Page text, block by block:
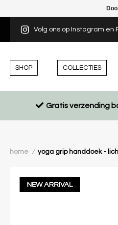
Volg ons op Instagram en
SHOP COLLECTIES
Gratis verzending
home / yoga grip handdoek -
NEW ARRIVAL